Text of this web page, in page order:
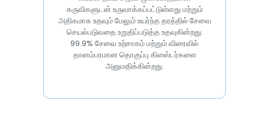
கருவிகளுடன் உருவாக்கப்பட்டுள்ளது மற்றும்
அதிகமாக உதவும் மேலும் உயர்ந்த தரத்தில் சேவை
செயல்படுவதை உறுதிப்படுத்த உதவுகின்றது.
99.9% சேவை உற்சாகம் மற்றும் விரைவில்
தானம்பரமான தொகுப்பு கிளஸ்டர்களை
அனுமதிக்கின்றது.